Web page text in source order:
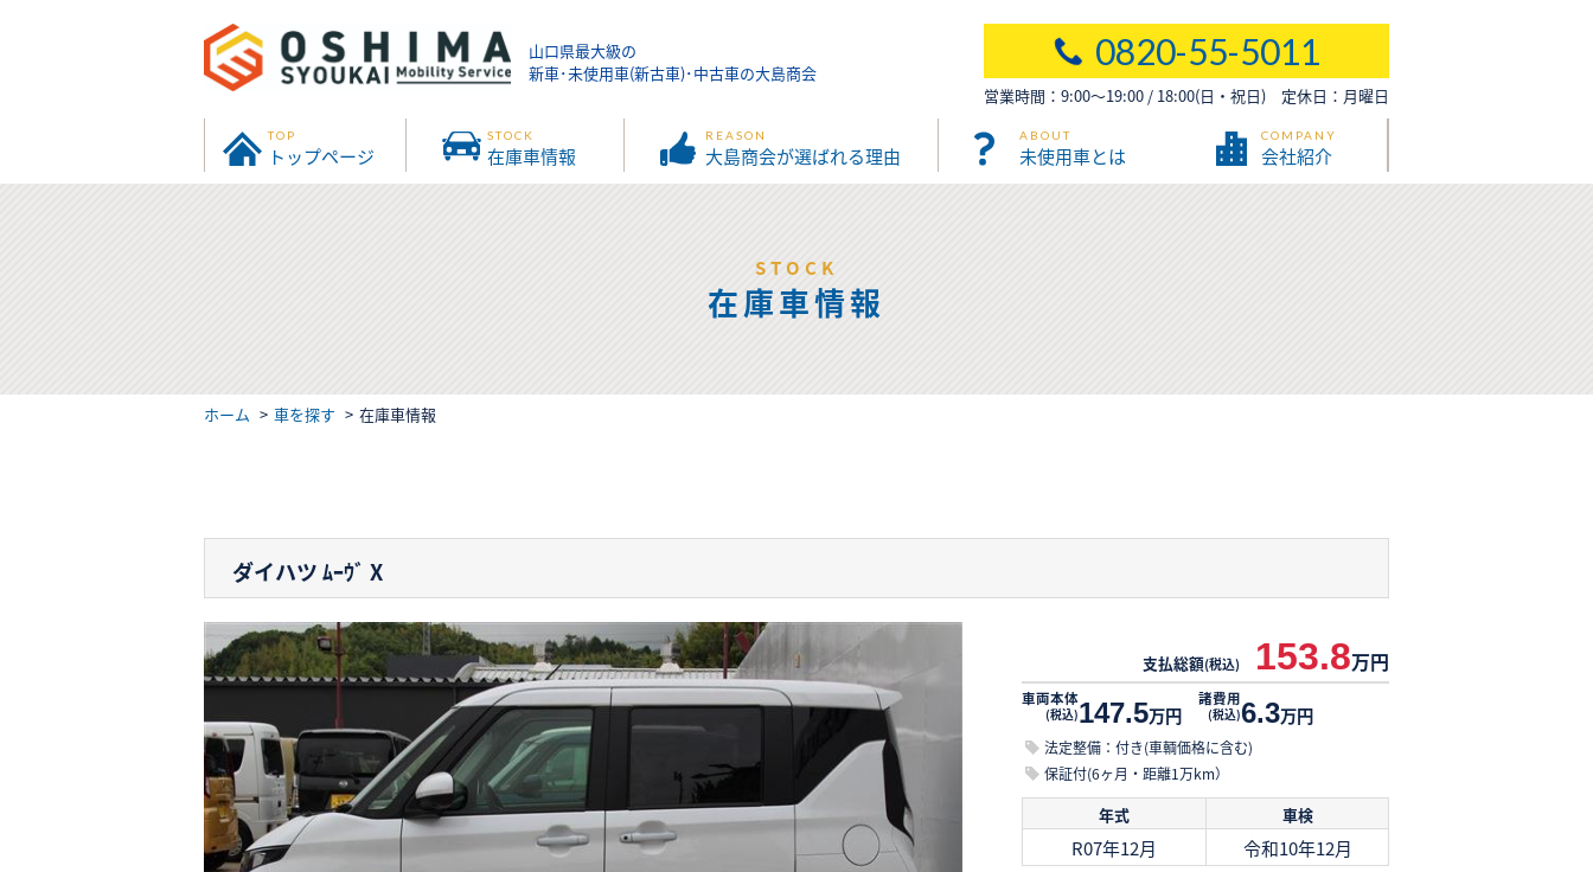
山口県最大級の
新車･未使用車(新古車)･中古車の大島商会
0820-55-5011
営業時間：9:00～19:00 / 18:00(日・祝日) 定休日：月曜日
TOP
トップページ
STOCK
在庫車情報
REASON
大島商会が選ばれる理由
ABOUT
未使用車とは
COMPANY
会社紹介
STOCK
在庫車情報
ホーム 車を探す 在庫車情報
ダイハツ ﾑｰｳﾞ X
支払総額(税込) 153.8万円
車両本体
(税込)147.5万円
諸費用
(税込)6.3万円
法定整備：付き(車輌価格に含む)
保証付(6ヶ月・距離1万km）
年式 車検
R07年12月 令和10年12月